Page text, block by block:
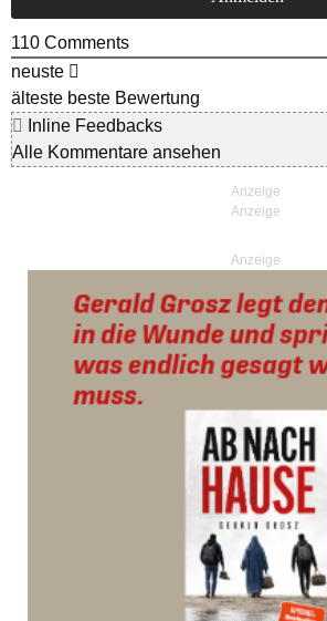
110 Comments
neuste
älteste beste Bewertung
Inline Feedbacks
Alle Kommentare ansehen
Anzeige